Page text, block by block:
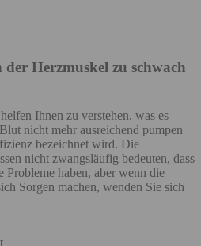
der Herzmuskel zu schwach
Ihnen zu verstehen, was es
nicht mehr ausreichend pumpen
bezeichnet wird. Die
nicht zwangsläufig bedeuten, dass
Probleme haben, aber wenn die
Sorgen machen, wenden Sie sich